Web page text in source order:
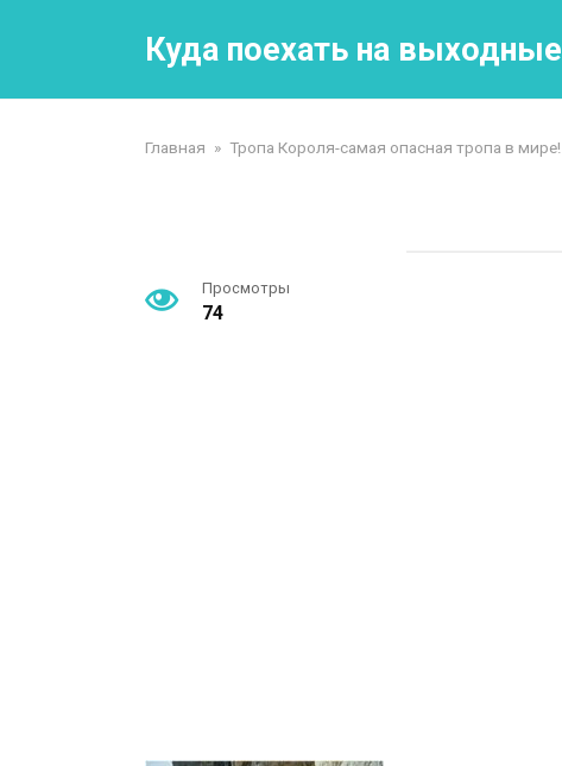
Куда поехать на выходные
Главная » Тропа Короля-самая опасная тропа в мире!
Просмотры
74